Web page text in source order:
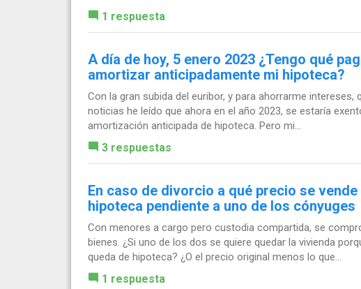
1 respuesta
A día de hoy, 5 enero 2023 ¿Tengo qué
amortizar anticipadamente mi hipoteca?
Con la gran subida del euribor, y para ahorrarme
noticias he leído que ahora en el año 2023, se estaría
amortización anticipada de hipoteca. Pero mi...
3 respuestas
En caso de divorcio a qué precio se
hipoteca pendiente a uno de los cónyuges
Con menores a cargo pero custodia compartida, se
bienes. ¿Si uno de los dos se quiere quedar la vivienda
queda de hipoteca? ¿O el precio original menos lo que...
1 respuesta